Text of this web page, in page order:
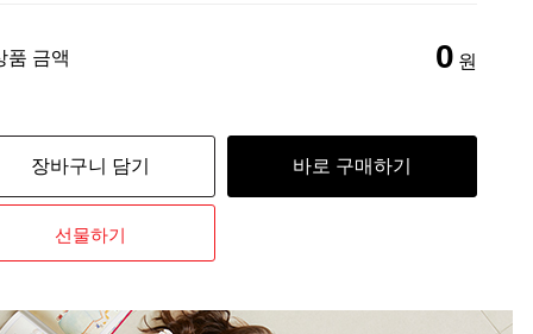
품 금액 0 원
장바구니 담기 바로 구매하기
선물하기